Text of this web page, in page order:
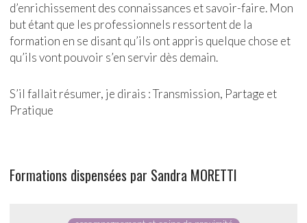
d’enrichissement des connaissances et savoir-faire. Mon
but étant que les professionnels ressortent de la
formation en se disant qu’ils ont appris quelque chose et
qu’ils vont pouvoir s’en servir dès demain.
S’il fallait résumer, je dirais : Transmission, Partage et
Pratique
Formations dispensées par Sandra MORETTI